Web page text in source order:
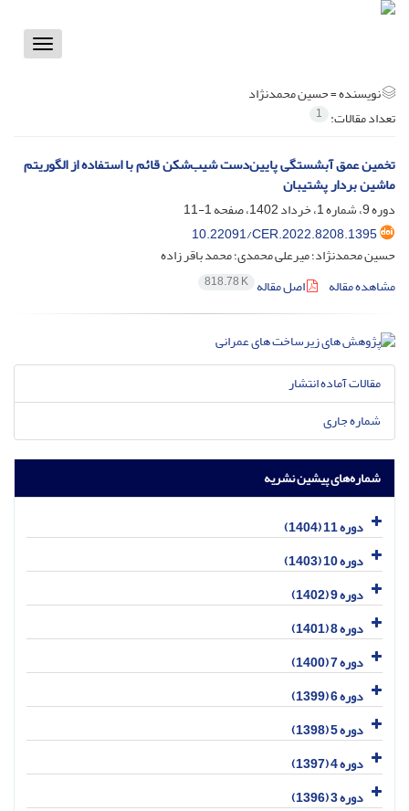
Toggle
نویسنده =حسین محمدنژاد
تعداد مقالات: 1
تخمین عمق آبشستگی پایین‌دست شیب‌شکن قائم با استفاده از الگوریتم
ماشین بردار پشتیبان
دوره 9، شماره 1، خرداد 1402، صفحه
1-11
10.22091/CER.2022.8208.1395
حسین محمدنژاد؛ میرعلی محمدی؛ محمد باقر زاده
مشاهده مقاله
اصل مقاله 818.78 K
مقالات آماده انتشار
شماره جاری
شماره‌های پیشین نشریه
دوره 11 (1404)
دوره 10 (1403)
دوره 9 (1402)
دوره 8 (1401)
دوره 7 (1400)
دوره 6 (1399)
دوره 5 (1398)
دوره 4 (1397)
دوره 3 (1396)